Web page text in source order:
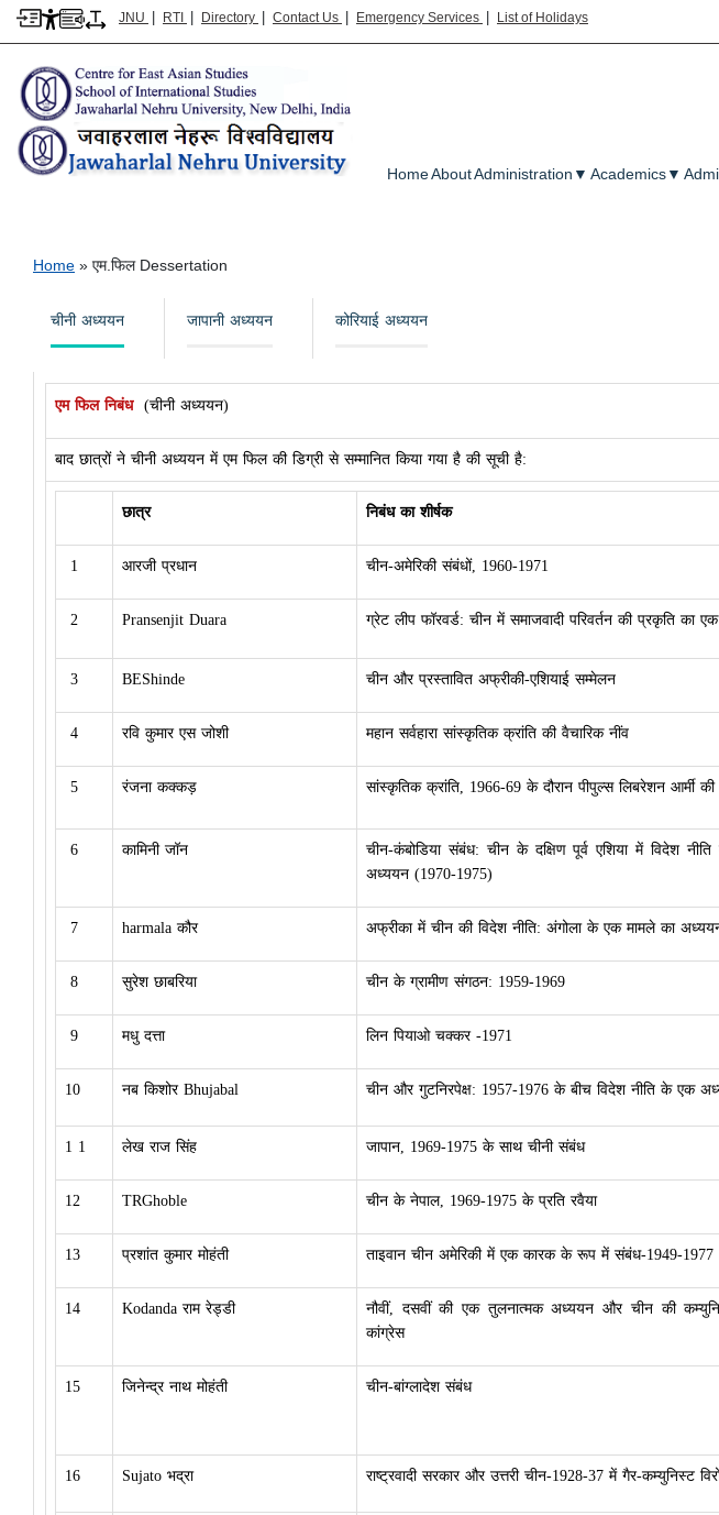
JNU | RTI | Directory | Contact Us | Emergency Services | List of Holidays
Main menu
HomeAboutAdministration ▼ Academics▼
एम.फिल Dessertation
Breadcrumb
Home एम.फिल Dessertation
चीनी अध्ययन जापानी अध्ययन कोरियाई अध्ययन
एम फिल निबंध (चीनी अध्ययन)
बाद छात्रों ने चीनी अध्ययन में एम फिल की डिग्री से सम्मानित किया गया है की सूची है:
छात्र निबंध का शीर्षक
1 आरजी प्रधान चीन-अमेरिकी संबंधों, 1960-1971
2 Pransenjit Duara ग्रेट लीप फॉरवर्ड: चीन में समाजवादी परिवर्तन की प्रकृति का
3 BEShinde चीन और प्रस्तावित अफ्रीकी-एशियाई सम्मेलन
4 रवि कुमार एस जोशी महान सर्वहारा सांस्कृतिक क्रांति की वैचारिक नींव
5 रंजना कक्कड़ सांस्कृतिक क्रांति, 1966-69 के दौरान पीपुल्स लिबरेशन आर्मी की
6 कामिनी जॉन
चीन-कंबोडिया संबंध: चीन के दक्षिण पूर्व एशिया में विदेश
अध्ययन (1970-1975)
7 harmala कौर अफ्रीका में चीन की विदेश नीति: अंगोला के एक मामले का
8 सुरेश छाबरिया चीन के ग्रामीण संगठन: 1959-1969
9 मधु दत्ता लिन पियाओ चक्कर -1971
10 नब किशोर Bhujabal चीन और गुटनिरपेक्ष: 1957-1976 के बीच विदेश नीति के एक
1 1 लेख राज सिंह जापान, 1969-1975 के साथ चीनी संबंध
12 TRGhoble चीन के नेपाल, 1969-1975 के प्रति रवैया
13 प्रशांत कुमार मोहंती ताइवान चीन अमेरिकी में एक कारक के रूप में संबंध-1949-1977
14 Kodanda राम रेड्डी
नौवीं, दसवीं की एक तुलनात्मक अध्ययन और चीन की
कांग्रेस
15 जिनेन्द्र नाथ मोहंती चीन-बांग्लादेश संबंध
16 Sujato भद्रा राष्ट्रवादी सरकार और उत्तरी चीन-1928-37 में गैर-कम्युनिस्ट